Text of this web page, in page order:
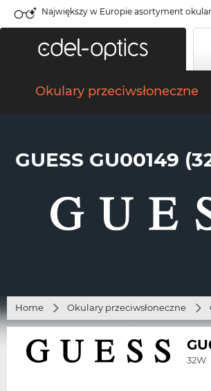
Największy w Europie asortyment
Okulary przeciwsłoneczne
GUESS GU00149
Home Okulary przeciwsłoneczne
32W